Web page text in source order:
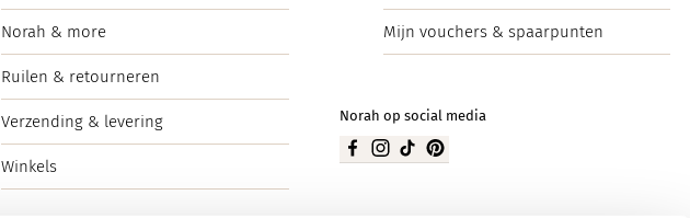
Norah & more
Ruilen & retourneren
Verzending & levering
Winkels
Mijn vouchers & spaarpunten
Norah op social media